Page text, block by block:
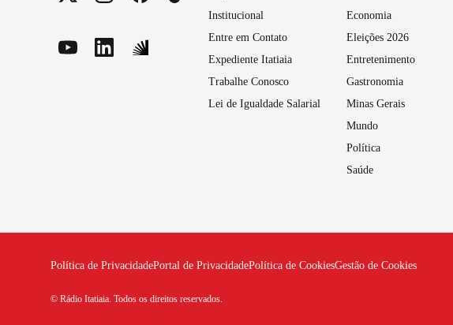
Institucional
Entre em Contato
Expediente Itatiaia
Trabalhe Conosco
Lei de Igualdade Salarial
Economia
Eleições 2026
Entretenimento
Gastronomia
Minas Gerais
Mundo
Política
Saúde
Política de PrivacidadePortal de PrivacidadePolítica de CookiesGestão de Cookies
© Rádio Itatiaia. Todos os direitos reservados.